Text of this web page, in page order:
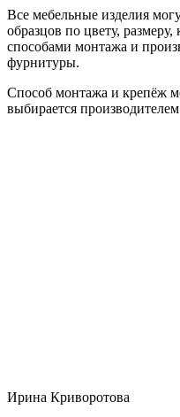
Все мебельные изделия
образцов по цвету,
способами монтажа и
фурнитуры.
Способ монтажа и крепёж
выбирается
Ирина Криворотова